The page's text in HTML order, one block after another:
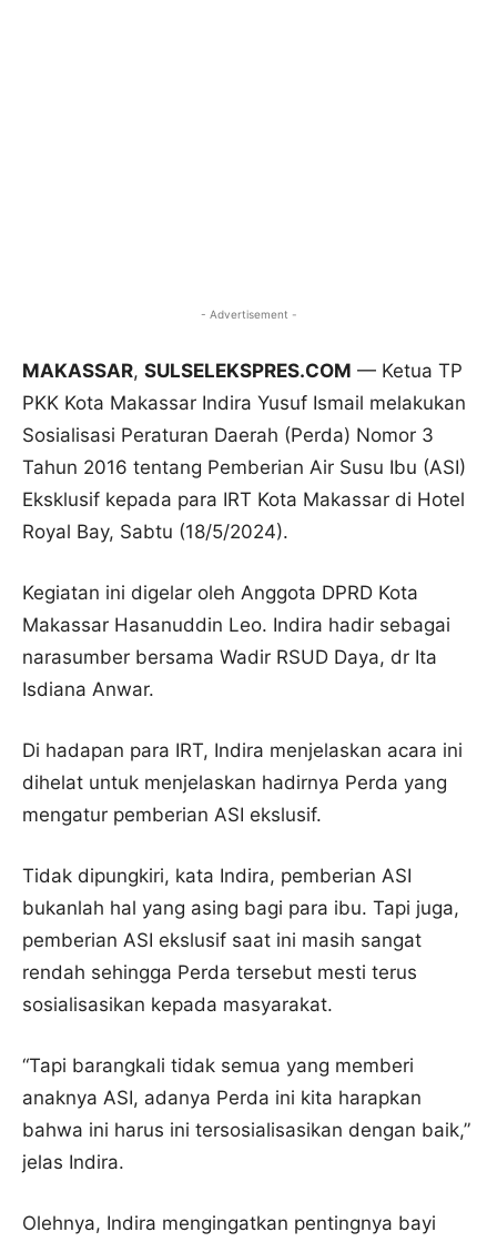
- Advertisement -
MAKASSAR, SULSELEKSPRES.COM — Ketua TP
PKK Kota Makassar Indira Yusuf Ismail melakukan
Sosialisasi Peraturan Daerah (Perda) Nomor 3
Tahun 2016 tentang Pemberian Air Susu Ibu (ASI)
Eksklusif kepada para IRT Kota Makassar di Hotel
Royal Bay, Sabtu (18/5/2024).
Kegiatan ini digelar oleh Anggota DPRD Kota
Makassar Hasanuddin Leo. Indira hadir sebagai
narasumber bersama Wadir RSUD Daya, dr Ita
Isdiana Anwar.
Di hadapan para IRT, Indira menjelaskan acara ini
dihelat untuk menjelaskan hadirnya Perda yang
mengatur pemberian ASI ekslusif.
Tidak dipungkiri, kata Indira, pemberian ASI
bukanlah hal yang asing bagi para ibu. Tapi juga,
pemberian ASI ekslusif saat ini masih sangat
rendah sehingga Perda tersebut mesti terus
sosialisasikan kepada masyarakat.
“Tapi barangkali tidak semua yang memberi
anaknya ASI, adanya Perda ini kita harapkan
bahwa ini harus ini tersosialisasikan dengan baik,”
jelas Indira.
Olehnya, Indira mengingatkan pentingnya bayi